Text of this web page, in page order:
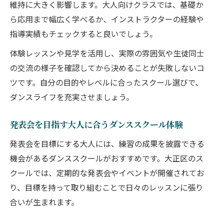
維持に大きく影響します。大人向けクラスでは、基礎か
ら応用まで幅広く学べるか、インストラクターの経験や
指導実績もチェックすると良いでしょう。
体験レッスンや見学を活用し、実際の雰囲気や生徒同士
の交流の様子を確認してから決めることが失敗しないコ
ツです。自分の目的やレベルに合ったスクール選びで、
ダンスライフを充実させましょう。
発表会を目指す大人に合うダンススクール体験
発表会を目標にする大人には、練習の成果を披露できる
機会があるダンススクールがおすすめです。大正区のス
クールでは、定期的な発表会やイベントが開催されてお
り、目標を持って取り組むことで日々のレッスンに張り
合いが生まれます。